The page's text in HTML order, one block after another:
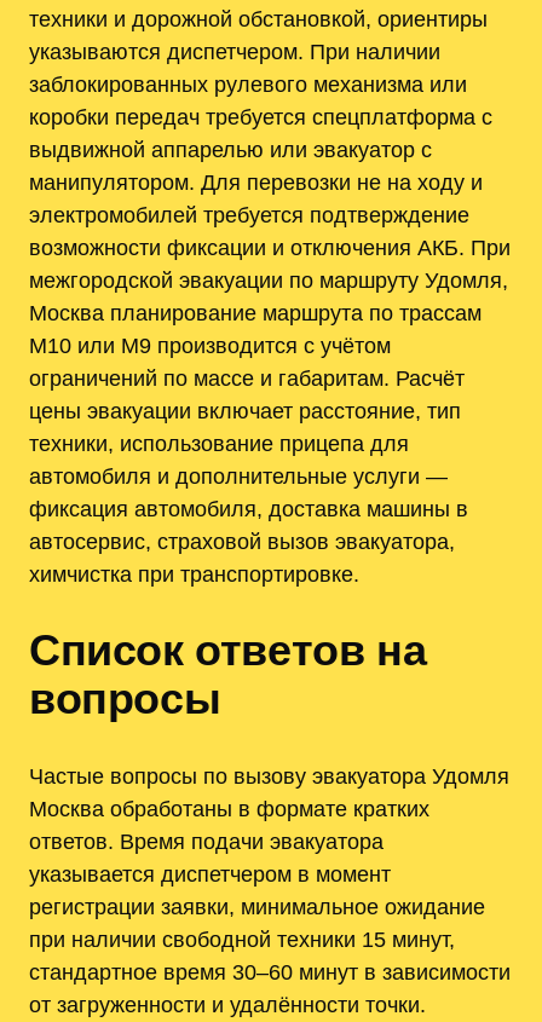
техники и дорожной обстановкой, ориентиры
указываются диспетчером. При наличии
заблокированных рулевого механизма или
коробки передач требуется спецплатформа с
выдвижной аппарелью или эвакуатор с
манипулятором. Для перевозки не на ходу и
электромобилей требуется подтверждение
возможности фиксации и отключения АКБ. При
межгородской эвакуации по маршруту Удомля,
Москва планирование маршрута по трассам
М10 или М9 производится с учётом
ограничений по массе и габаритам. Расчёт
цены эвакуации включает расстояние, тип
техники, использование прицепа для
автомобиля и дополнительные услуги —
фиксация автомобиля, доставка машины в
автосервис, страховой вызов эвакуатора,
химчистка при транспортировке.
Список ответов на
вопросы
Частые вопросы по вызову эвакуатора Удомля
Москва обработаны в формате кратких
ответов. Время подачи эвакуатора
указывается диспетчером в момент
регистрации заявки, минимальное ожидание
при наличии свободной техники 15 минут,
стандартное время 30–60 минут в зависимости
от загруженности и удалённости точки.